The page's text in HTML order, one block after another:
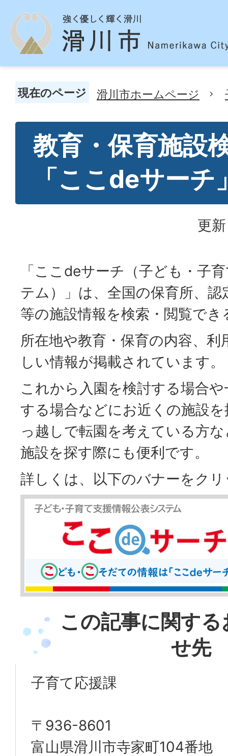
現在のページ 滑川市ホームページ
教育・保育施設
「ここdeサーチ
更
「ここdeサーチ（子ども・子
テム）」は、全国の保育所、
等の施設情報を検索・閲覧で
所在地や教育・保育の内容、利
しい情報が掲載されています。
これから入園を検討する場合
する場合などにお近くの施設
っ越しで転園を考えている方
施設を探す際にも便利です。
詳しくは、以下のバナーをク
この記事に関す
せ先
子育て応援課
〒936-8601
富山県滑川市寺家町104番地